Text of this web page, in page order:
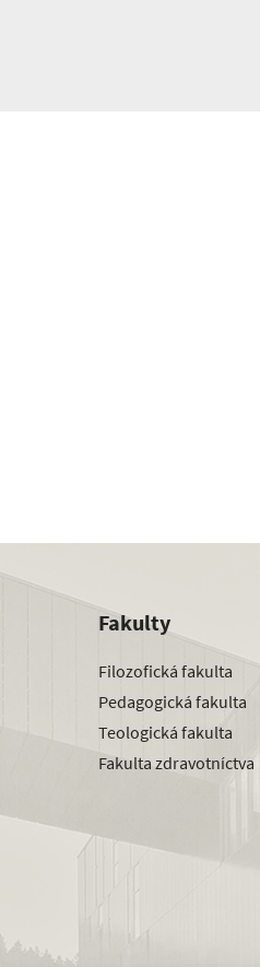
Fakulty
Filozofická fakulta
Pedagogická fakulta
Teologická fakulta
Fakulta zdravotníctva